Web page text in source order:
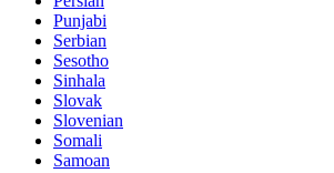
Punjabi
Serbian
Sesotho
Sinhala
Slovak
Slovenian
Somali
Samoan